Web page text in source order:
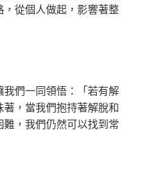
從個人做起，影響著整
們一同領悟：「若有解
，當我們抱持著解脫和
，我們仍然可以找到常